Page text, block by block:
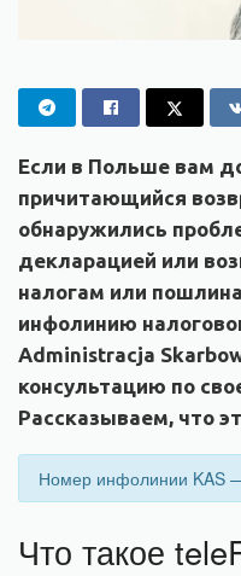
Если в Польше вам
причитающийся
обнаружились
декларацией или
налогам или
инфолинию
Administracjа
консультацию по
Рассказываем, что
Номер инфолинии KAS
Что такое